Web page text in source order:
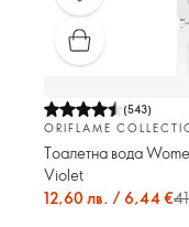
(543)
ORIFLAME
Тоалетна вода
Violet
12,60 лв. / 6,44 €